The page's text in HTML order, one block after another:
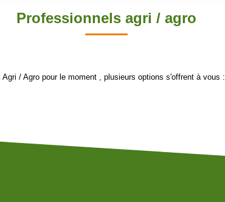
Professionnels agri / agro
/ Agro pour le moment , plusieurs options s'offrent à vous :